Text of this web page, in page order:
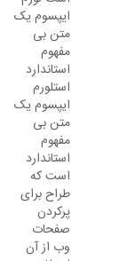
ایپسوم یک
متن بی
مفهوم
استاندارد
استلورم
ایپسوم یک
متن بی
مفهوم
استاندارد
است که
طراح برای
پرکردن
صفحات
وب از آن